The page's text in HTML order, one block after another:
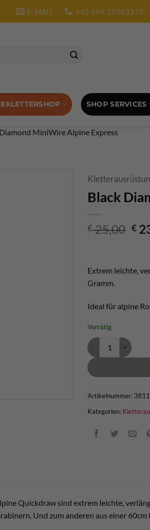
E-MAIL +43 699 19083372
SHOP SERVICES
MiniWire Alpine Express
Black
€25,00
€
€
Extrem leichte,
Gramm.
Ideal für alpine
Vorrätig
Black Diamond
Artikelnummer:
Kategorien:
Quickdraw sind extrem leichte,
Und zum anderen aus einer